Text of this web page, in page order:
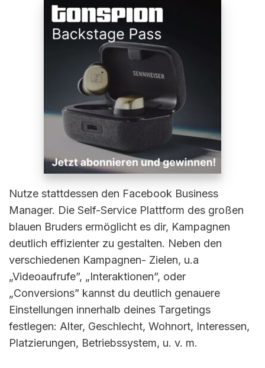
Nutze stattdessen den Facebook Business
Manager. Die Self-Service Plattform des großen
blauen Bruders ermöglicht es dir, Kampagnen
deutlich effizienter zu gestalten. Neben den
verschiedenen Kampagnen- Zielen, u.a
„Videoaufrufe”, „Interaktionen”, oder
„Conversions” kannst du deutlich genauere
Einstellungen innerhalb deines Targetings
festlegen: Alter, Geschlecht, Wohnort, Interessen,
Platzierungen, Betriebssystem, u. v. m.